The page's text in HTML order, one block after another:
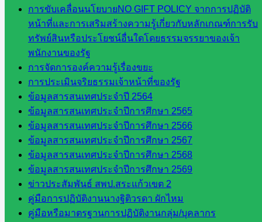
การขับเคลื่อนนโยบายNO GIFT POLICY จากการปฏิบัติ
หน้าที่และการเสริมสร้างความรู้เกี่ยวกับหลักเกณฑ์การรับ
ทรัพย์สินหรือประโยชน์อื่นใดโดยธรรมจรรยาของเจ้า
พนักงานของรัฐ
การจัดการองค์ความรู้เรื่องขยะ
การประเมินจริยธรรมเจ้าหน้าที่ของรัฐ
ข้อมูลสารสนเทศประจำปี 2564
ข้อมูลสารสนเทศประจำปีการศึกษา 2565
ข้อมูลสารสนเทศประจำปีการศึกษา 2566
ข้อมูลสารสนเทศประจำปีการศึกษา 2567
ข้อมูลสารสนเทศประจำปีการศึกษา 2568
ข้อมูลสารสนเทศประจำปีการศึกษา 2569
ข่าวประสัมพันธ์ สพป.สระแก้วเขต 2
คู่มือการปฏิบัติงานนางฐิติวรดา ผักไหม
คู่มือหรือมาตรฐานการปฏิบัติงานกลุ่ม/บุคลากร
เว็บไซต์
หลักสูตร
ต้าน
ทุจริต
ห้อง
นิเทศ
ศน.นิพนธ์
พรมพิไล
ห้อง
นิเทศ
ศน.ชยา
ธิศ/
ศน.อัญชลี
ห้อง
นิเทศ